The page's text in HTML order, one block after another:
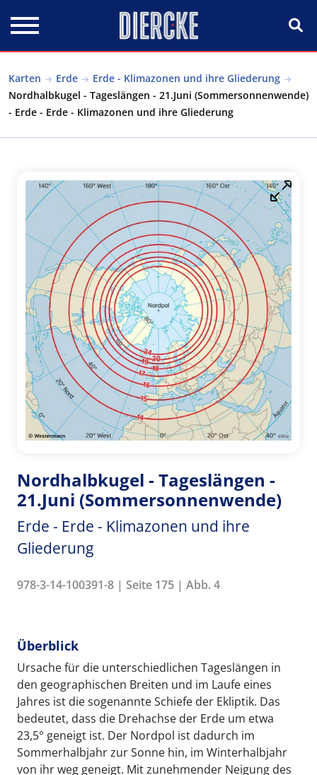
Karten Erde
Erde - Klimazonen und ihre Gliederung
Nordhalbkugel - Tageslängen - 21.Juni (Sommersonnenwende)
- Erde - Erde - Klimazonen und ihre Gliederung
Nordhalbkugel - Tageslängen -
21.Juni (Sommersonnenwende)
Erde - Erde - Klimazonen und ihre
Gliederung
978-3-14-100391-8 | Seite 175 | Abb. 4
Überblick
Ursache für die unterschiedlichen Tageslängen in
den geographischen Breiten und im Laufe eines
Jahres ist die sogenannte Schiefe der Ekliptik. Das
bedeutet, dass die Drehachse der Erde um etwa
23,5° geneigt ist. Der Nordpol ist dadurch im
Sommerhalbjahr zur Sonne hin, im Winterhalbjahr
von ihr weg geneigt. Mit zunehmender Neigung des